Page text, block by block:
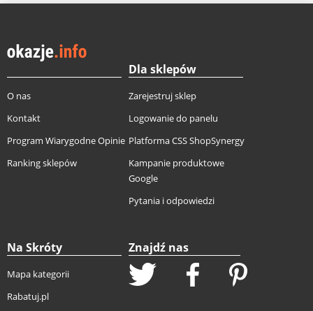
O nas
Kontakt
Program Wiarygodne Opinie
Ranking sklepów
Dla sklepów
Zarejestruj sklep
Logowanie do panelu
Platforma CSS ShopSynergy
Kampanie produktowe
Google
Pytania i odpowiedzi
Na Skróty
Mapa kategorii
Rabatuj.pl
Znajdź nas